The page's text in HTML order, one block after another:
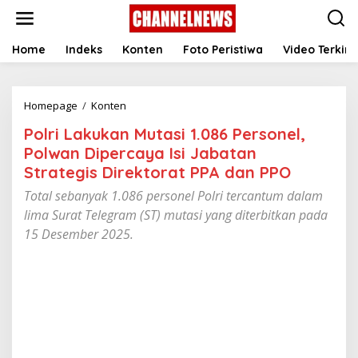
t
Home Indeks Konten Foto Peristiwa Video Terkini
Homepage / Konten
l
r
i
L
a
u
k
Polri Lakukan Mutasi 1.086 Personel,
Polwan Dipercaya Isi Jabatan
Strategis Direktorat PPA dan PPO
Total sebanyak 1.086 personel Polri tercantum dalam
lima Surat Telegram (ST) mutasi yang diterbitkan pada
15 Desember 2025.